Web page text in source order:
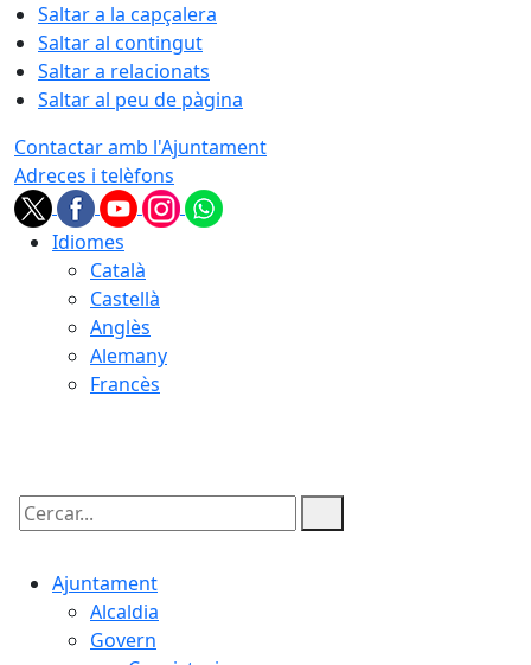
Saltar a la capçalera
Saltar al contingut
Saltar a relacionats
Saltar al peu de pàgina
Contactar amb l'Ajuntament
Adreces i telèfons
Idiomes
Català
Castellà
Anglès
Alemany
Francès
Cercar:
Ajuntament
Alcaldia
Govern